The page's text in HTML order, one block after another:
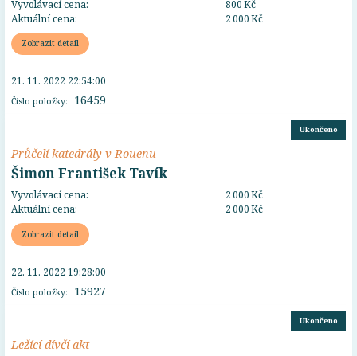
Vyvolávací cena:
800 Kč
Aktuální cena:
2 000 Kč
Zobrazit detail
Číslo položky: 16459
21. 11. 2022 22:54:00
Ukončeno
Průčelí katedrály v Rouenu
Šimon František Tavík
Vyvolávací cena:
2 000 Kč
Aktuální cena:
2 000 Kč
Zobrazit detail
Číslo položky: 15927
22. 11. 2022 19:28:00
Ukončeno
Ležící dívčí akt